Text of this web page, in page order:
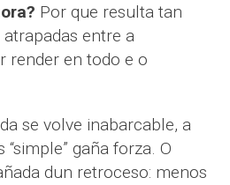
Por que resulta tan
entre a
render en todo e o
se volve inabarcable, a
gaña forza. O
dun retroceso: menos